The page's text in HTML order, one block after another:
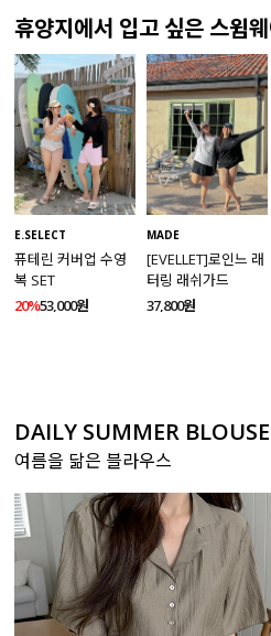
휴양지에서 입고 싶은 스윔
E.SELECT
퓨테린 커버업 수영
복 SET
20%53,000원
MADE
[EVELLET]로인느 래
터링 래쉬가드
37,800원
DAILY SUMMER BLOUSE
여름을 닮은 블라우스